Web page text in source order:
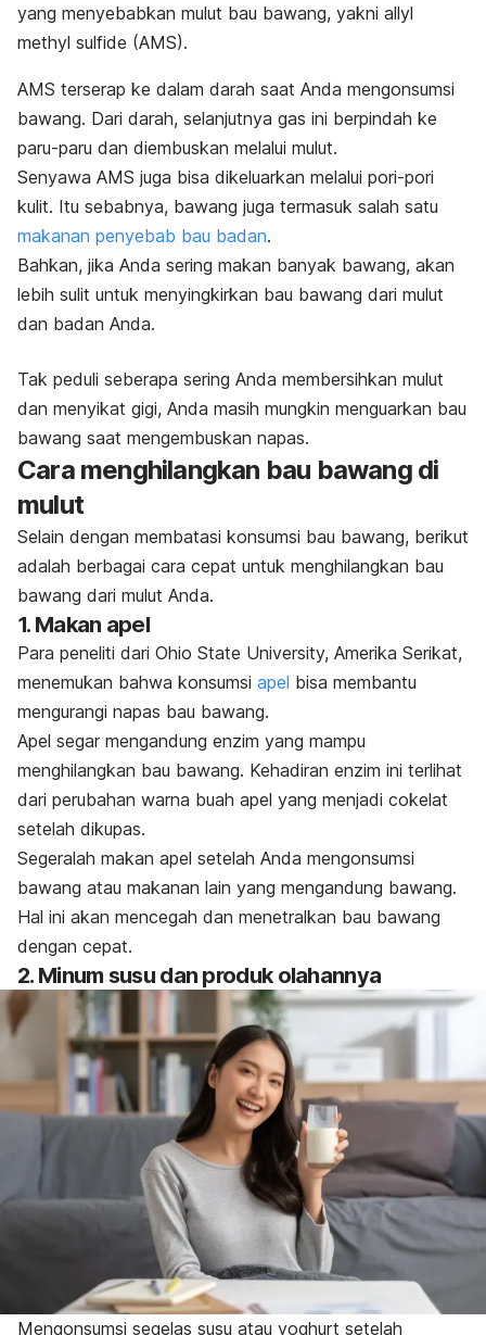
yang menyebabkan mulut bau bawang, yakni allyl
methyl sulfide (AMS).
AMS terserap ke dalam darah saat Anda mengonsumsi
bawang. Dari darah, selanjutnya gas ini berpindah ke
paru-paru dan diembuskan melalui mulut.
Senyawa AMS juga bisa dikeluarkan melalui pori-pori
kulit. Itu sebabnya, bawang juga termasuk salah satu
makanan penyebab bau badan.
Bahkan, jika Anda sering makan banyak bawang, akan
lebih sulit untuk menyingkirkan bau bawang dari mulut
dan badan Anda.
Tak peduli seberapa sering Anda membersihkan mulut
dan menyikat gigi, Anda masih mungkin menguarkan bau
bawang saat mengembuskan napas.
Cara menghilangkan bau bawang di
mulut
Selain dengan membatasi konsumsi bau bawang, berikut
adalah berbagai cara cepat untuk menghilangkan bau
bawang dari mulut Anda.
1. Makan apel
Para peneliti dari Ohio State University, Amerika Serikat,
menemukan bahwa konsumsi apel bisa membantu
mengurangi napas bau bawang.
Apel segar mengandung enzim yang mampu
menghilangkan bau bawang. Kehadiran enzim ini terlihat
dari perubahan warna buah apel yang menjadi cokelat
setelah dikupas.
Segeralah makan apel setelah Anda mengonsumsi
bawang atau makanan lain yang mengandung bawang.
Hal ini akan mencegah dan menetralkan bau bawang
dengan cepat.
2. Minum susu dan produk olahannya
Mengonsumsi segelas susu atau yoghurt setelah